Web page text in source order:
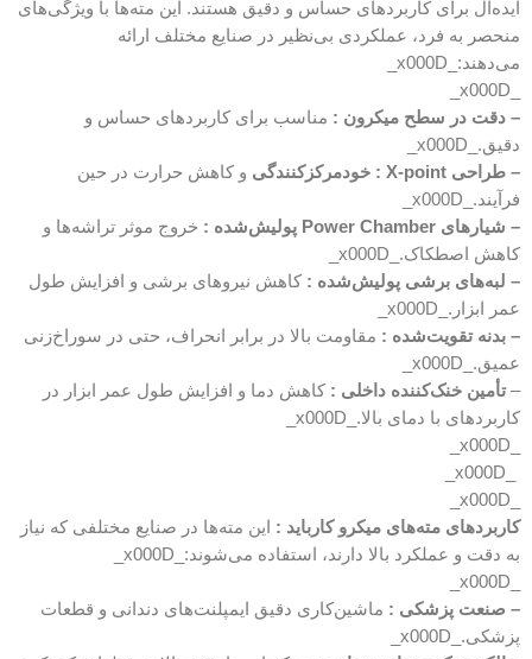
ایده‌آل برای کاربردهای حساس و دقیق هستند. این مته‌ها با ویژگی‌های
منحصر به فرد، عملکردی بی‌نظیر در صنایع مختلف ارائه
می‌دهند:_x000D_
– دقت در سطح میکرون : مناسب برای کاربردهای حساس و
دقیق._x000D_
– طراحی X-point :
خودمرکزکنندگی و کاهش حرارت در حین
فرآیند._x000D_
– شیارهای Power Chamber پولیش‌شده :
خروج موثر تراشه‌ها و
کاهش اصطکاک._x000D_
– لبه‌های برشی پولیش‌شده : کاهش نیروهای برشی و افزایش طول
عمر ابزار._x000D_
– بدنه تقویت‌شده : مقاومت بالا در برابر انحراف، حتی در سوراخ‌زنی
عمیق._x000D_
–تأمین خنک‌کننده داخلی : کاهش دما و افزایش طول عمر ابزار در
کاربردهای با دمای بالا._x000D_
کاربردهای مته‌های میکرو کارباید :
این مته‌ها در صنایع مختلفی که نیاز
به دقت و عملکرد بالا دارند، استفاده می‌شوند:_x000D_
– صنعت پزشکی : ماشین‌کاری دقیق ایمپلنت‌های دندانی و قطعات
پزشکی._x000D_